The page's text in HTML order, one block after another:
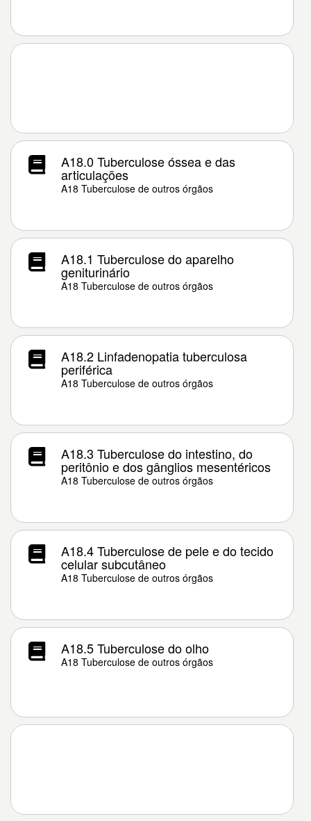
A18.0 Tuberculose óssea e das
articulações
A18 Tuberculose de outros órgãos
A18.1 Tuberculose do aparelho
geniturinário
A18 Tuberculose de outros órgãos
A18.2 Linfadenopatia tuberculosa
periférica
A18 Tuberculose de outros órgãos
A18.3 Tuberculose do intestino, do
peritônio e dos gânglios mesentéricos
A18 Tuberculose de outros órgãos
A18.4 Tuberculose de pele e do tecido
celular subcutâneo
A18 Tuberculose de outros órgãos
A18.5 Tuberculose do olho
A18 Tuberculose de outros órgãos